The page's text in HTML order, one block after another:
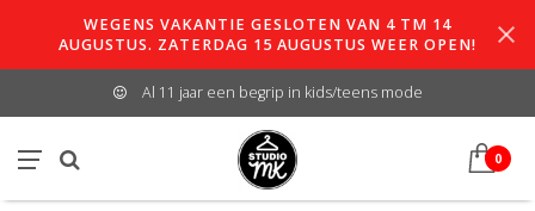
WEGENS VAKANTIE GESLOTEN VAN 4 TM 14
AUGUSTUS. ZATERDAG 15 AUGUSTUS WEER OPEN!
Al 11 jaar een begrip in kids/teens mode
0